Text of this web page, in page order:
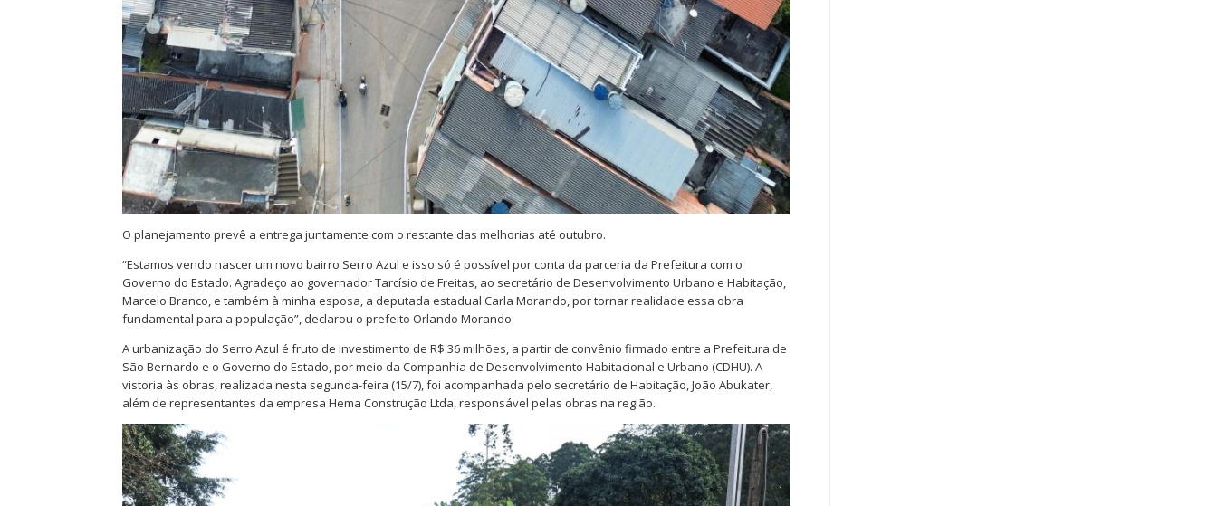
O planejamento prevê a entrega juntamente com o restante das melhorias até outubro.
“Estamos vendo nascer um novo bairro Serro Azul e isso só é possível por conta da parceria da Prefeitura com o
Governo do Estado. Agradeço ao governador Tarcísio de Freitas, ao secretário de Desenvolvimento Urbano e Habitação,
Marcelo Branco, e também à minha esposa, a deputada estadual Carla Morando, por tornar realidade essa obra
fundamental para a população”, declarou o prefeito Orlando Morando.
A urbanização do Serro Azul é fruto de investimento de R$ 36 milhões, a partir de convênio firmado entre a Prefeitura de
São Bernardo e o Governo do Estado, por meio da Companhia de Desenvolvimento Habitacional e Urbano (CDHU). A
vistoria às obras, realizada nesta segunda-feira (15/7), foi acompanhada pelo secretário de Habitação, João Abukater,
além de representantes da empresa Hema Construção Ltda, responsável pelas obras na região.